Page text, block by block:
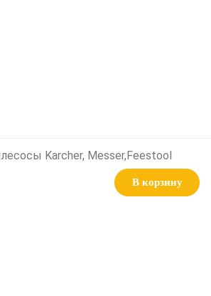
Karcher, Messer,Feestool
В корзину